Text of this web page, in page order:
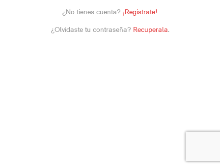
¿No tienes cuenta? ¡Registrate!
¿Olvidaste tu contraseña? Recuperala.